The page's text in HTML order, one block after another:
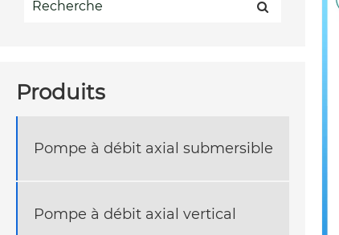
Produits
Pompe à débit axial submersible
Pompe à débit axial vertical